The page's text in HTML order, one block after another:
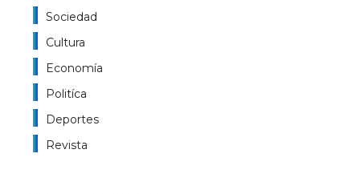
Sociedad
Cultura
Economía
Politíca
Deportes
Revista